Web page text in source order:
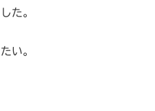
た。
い。